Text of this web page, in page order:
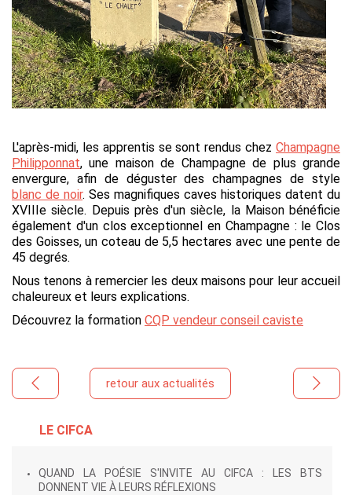
LE CIFCA
QUAND LA POÉSIE S'INVITE AU CIFCA : LES BTS
DONNENT VIE À LEURS RÉFLEXIONS
L'après-midi, les apprentis se sont rendus chez Champagne
Philipponnat, une maison de Champagne de plus grande
envergure, afin de déguster des champagnes de style
blanc de noir. Ses magnifiques caves historiques datent du
XVIIIe siècle. Depuis près d'un siècle, la Maison bénéficie
également d'un clos exceptionnel en Champagne : le Clos
des Goisses, un coteau de 5,5 hectares avec une pente de
45 degrés.
Nous tenons à remercier les deux maisons pour leur accueil
chaleureux et leurs explications.
Découvrez la formation CQP vendeur conseil caviste
retour aux actualités